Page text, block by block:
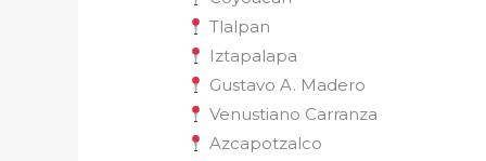
Tlalpan
Iztapalapa
Gustavo A. Madero
Venustiano Carranza
Azcapotzalco